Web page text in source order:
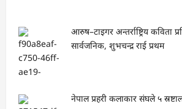
आरुष–टाइगर अन्तर्राष्ट्रिय कविता
सार्वजनिक, शुभचन्द्र राई प्रथम
नेपाल प्रहरी कलाकार संघले ५